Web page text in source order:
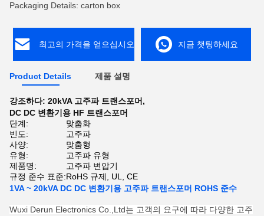
Packaging Details: carton box
최고의 가격을 얻으십시오 지금 챗팅하세요
Product Details 제품 설명
강조하다: 20kVA 고주파 트랜스포머 ,
DC DC 변환기용 HF 트랜스포머
단계:
맞춤화
빈도:
고주파
사양:
맞춤형
유형:
고주파 유형
제품명:
고주파 변압기
규정 준수 표준:RoHS 규제, UL, CE
1VA ~ 20kVA DC DC 변환기용 고주파 트랜스포머 ROHS 준수
Wuxi Derun Electronics Co.,Ltd는 고객의 요구에 따라 다양한 고주